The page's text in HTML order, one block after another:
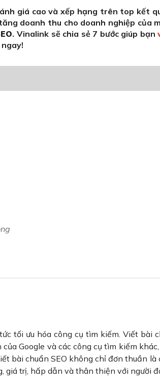
giá cao và xếp hạng trên top kết
doanh thu cho doanh nghiệp của
. Vinalink sẽ chia sẻ 7 bước giúp bạn
tối ưu hóa công cụ tìm kiếm. Viết bài
Google và các công cụ tìm kiếm
bài chuẩn SEO không chỉ đơn thuần là
giá trị, hấp dẫn và thân thiện với người